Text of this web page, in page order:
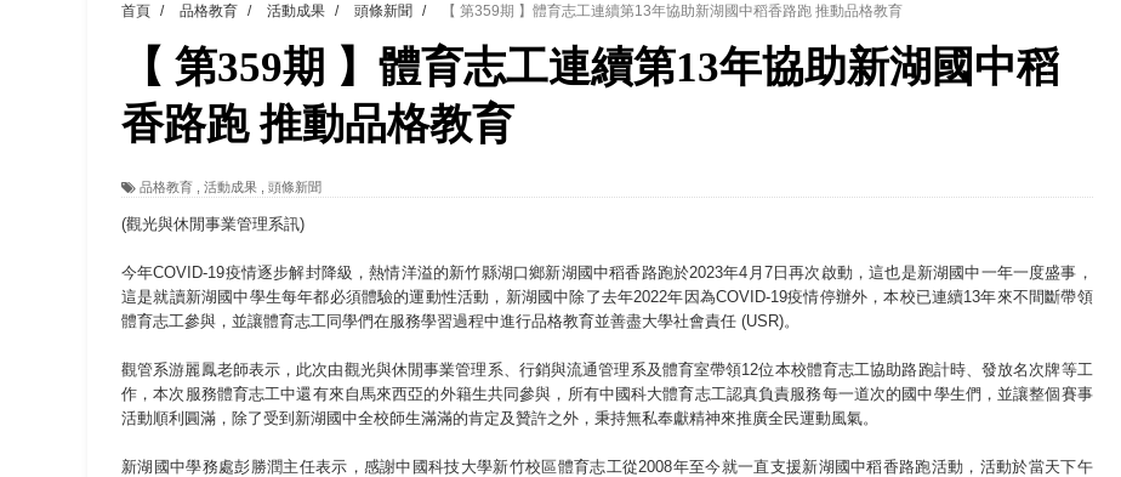
【 第404期 】探索空間設計解方 室設系學子於 2026 TSID 提出具體舊建築再利用提案
【 第404期 】從創意到實踐 數媒系學生於技專校院電腦動畫競賽嶄露頭角
【 第404期 】以品格奠基、用領導領航：中國科大雙校區學生會全國賽勇奪佳績
【 第404期 】此夏，向未來！ 中國科大新竹畢典青銀共學、逐夢啟航
領航AI創先例！ 數媒系錄音室獲「杜比全景聲」與「Wwise」雙認證
首頁 / 品格教育 / 活動成果 / 頭條新聞 / 【 第359期 】體育志工連續第13年協助新湖國中稻香路跑 推動品格教育
【 第359期 】體育志工連續第13年協助新湖國中稻
香路跑 推動品格教育
品格教育 活動成果 頭條新聞
(觀光與休閒事業管理系訊)
今年COVID-19疫情逐步解封降級，熱情洋溢的新竹縣湖口鄉新湖國中稻香路跑於2023年4月7日再次啟動，這也是新湖國中一年一度盛事，
這是就讀新湖國中學生每年都必須體驗的運動性活動，新湖國中除了去年2022年因為COVID-19疫情停辦外，本校已連續13年來不間斷帶領
體育志工參與，並讓體育志工同學們在服務學習過程中進行品格教育並善盡大學社會責任 (USR)。
觀管系游麗鳳老師表示，此次由觀光與休閒事業管理系、行銷與流通管理系及體育室帶領12位本校體育志工協助路跑計時、發放名次牌等工
作，本次服務體育志工中還有來自馬來西亞的外籍生共同參與，所有中國科大體育志工認真負責服務每一道次的國中學生們，並讓整個賽事
活動順利圓滿，除了受到新湖國中全校師生滿滿的肯定及贊許之外，秉持無私奉獻精神來推廣全民運動風氣。
新湖國中學務處彭勝潤主任表示，感謝中國科技大學新竹校區體育志工從2008年至今就一直支援新湖國中稻香路跑活動，活動於當天下午